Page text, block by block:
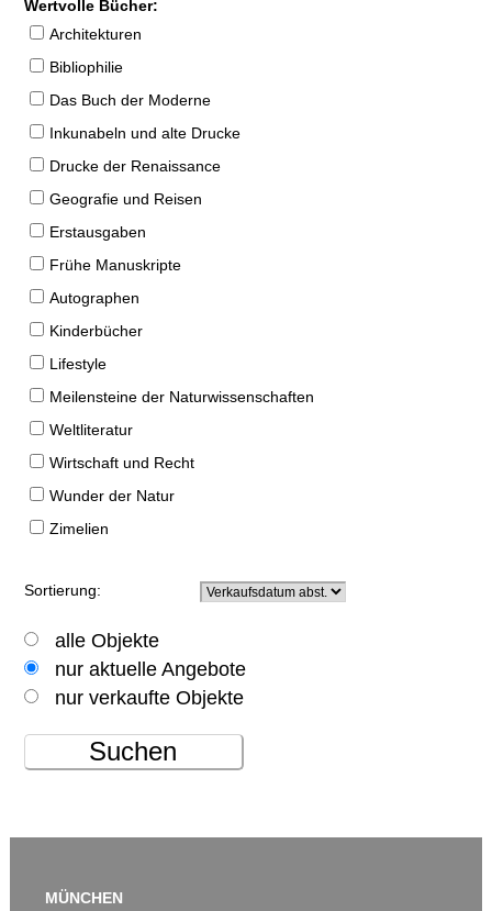
Wertvolle Bücher:
Architekturen
Bibliophilie
Das Buch der Moderne
Inkunabeln und alte Drucke
Drucke der Renaissance
Geografie und Reisen
Erstausgaben
Frühe Manuskripte
Autographen
Kinderbücher
Lifestyle
Meilensteine der Naturwissenschaften
Weltliteratur
Wirtschaft und Recht
Wunder der Natur
Zimelien
Sortierung:
alle Objekte
nur aktuelle Angebote
nur verkaufte Objekte
Suchen
MÜNCHEN